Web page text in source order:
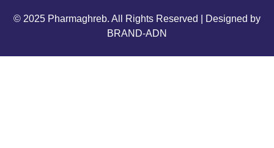
© 2025 Pharmaghreb. All Rights Reserved | Designed by
BRAND-ADN